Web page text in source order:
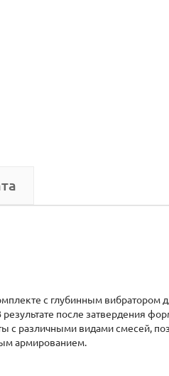
с глубинным вибратором
после затвердения
с различными видами смесей,
армированием.